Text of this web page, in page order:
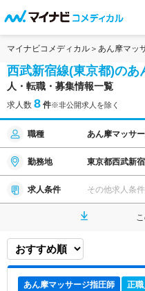
マイナビコメディカル あん摩マッ
西武新宿線(東京都)のあ
人・転職・募集情報一覧
求人数 8 件※非公開求人を除く
職種 あん摩マッサ
勤務地 東京都西武新
求人条件 その他求人条
あん摩マッサージ指圧師 正職